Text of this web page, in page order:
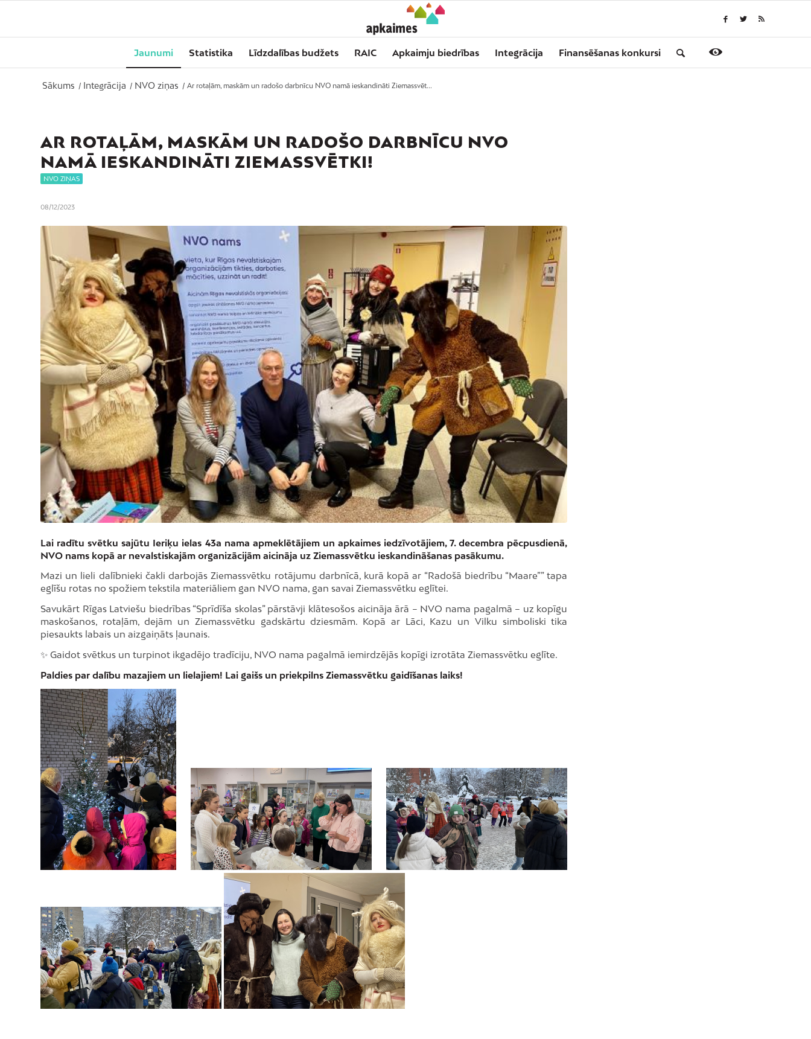
Jaunumi Statistika Līdzdalības budžets RAIC Apkaimju biedrības Integrācija Finansēšanas konkursi
Sākums / Integrācija / NVO ziņas / Ar rotaļām, maskām un radošo darbnīcu NVO namā ieskandināti Ziemassvēt...
AR ROTAĻĀM, MASKĀM UN RADOŠO DARBNĪCU NVO
NAMĀ IESKANDINĀTI ZIEMASSVĒTKI!
NVO ZIŅAS
08/12/2023
Lai radītu svētku sajūtu Ieriķu ielas 43a nama apmeklētājiem un apkaimes iedzīvotājiem, 7. decembra pēcpusdienā,
NVO nams kopā ar nevalstiskajām organizācijām aicināja uz Ziemassvētku ieskandināšanas pasākumu.
Mazi un lieli dalībnieki čakli darbojās Ziemassvētku rotājumu darbnīcā, kurā kopā ar “Radošā biedrību “Maare”” tapa
eglīšu rotas no spožiem tekstila materiāliem gan NVO nama, gan savai Ziemassvētku eglītei.
Savukārt Rīgas Latviešu biedrības “Sprīdīša skolas” pārstāvji klātesošos aicināja ārā – NVO nama pagalmā – uz kopīgu
maskošanos, rotaļām, dejām un Ziemassvētku gadskārtu dziesmām. Kopā ar Lāci, Kazu un Vilku simboliski tika
piesaukts labais un aizgaiņāts ļaunais.
✨ Gaidot svētkus un turpinot ikgadējo tradīciju, NVO nama pagalmā iemirdzējās kopīgi izrotāta Ziemassvētku eglīte.
Paldies par dalību mazajiem un lielajiem! Lai gaišs un priekpilns Ziemassvētku gaidīšanas laiks!